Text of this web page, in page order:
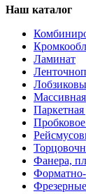
Наш каталог
Ламинат
Паркетная
Фанера,
Форматно-